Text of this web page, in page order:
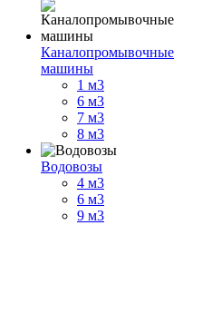
Каналопромывочные
машины
1 м3
6 м3
7 м3
8 м3
Водовозы
4 м3
6 м3
9 м3